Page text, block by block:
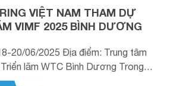
VIỆT NAM THAM DỰ
VIMF 2025 BÌNH DƯƠNG
20/06/2025 Địa điểm: Trung tâm
lãm WTC Bình Dương Trong 3
sự kiện VIMF 2025 – triển lãm công